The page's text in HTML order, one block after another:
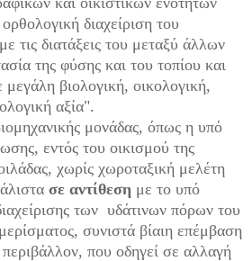
διαχείριση του
τις διατάξεις του μεταξύ άλλων
της φύσης και του τοπίου και
μεγάλη βιολογική, οικολογική,
αξία".
μονάδας, όπως η υπό
εντός του οικισμού της
χωρίς χωροταξική μελέτη
σε αντίθεση με το υπό
των υδάτινων πόρων του
συνιστά βίαιη επέμβαση
που οδηγεί σε αλλαγή